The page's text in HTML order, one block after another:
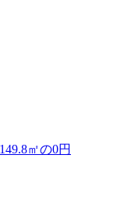
㎡の0円